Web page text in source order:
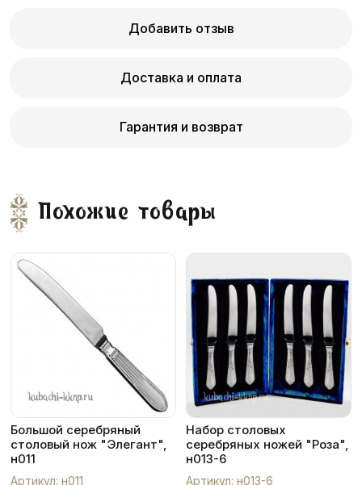
Добавить отзыв
Доставка и оплата
Гарантия и возврат
Похожие товары
Большой серебряный
столовый нож "Элегант",
н011
Артикул: н011
Набор столовых
серебряных ножей "Роза",
н013-6
Артикул: н013-6